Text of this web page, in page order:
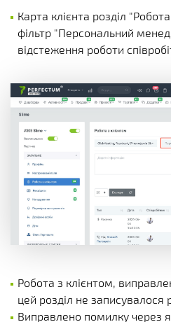
Карта клієнта розділ
фільтр "Персональний
відстеження роботи
Робота з клієнтом,
цей розділ не записувалося
Виправлено помилку через